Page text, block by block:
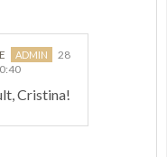
28
Cristina!